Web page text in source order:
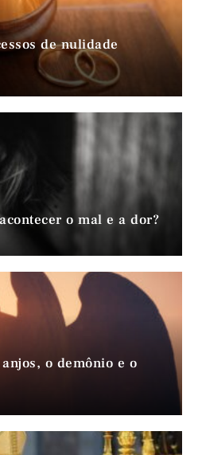
de nulidade
o mal e a dor?
o demônio e o